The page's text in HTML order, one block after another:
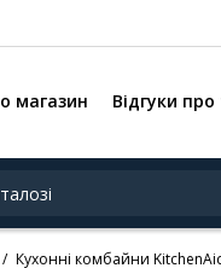
магазин Відгуки
Кухонні комбайни